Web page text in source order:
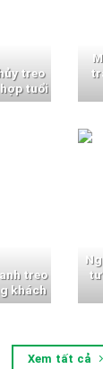
treo
tuổi
treo
khách
Xem tất cả